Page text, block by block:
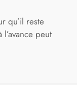
qu’il reste
peut